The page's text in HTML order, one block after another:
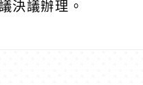
決議辦理。